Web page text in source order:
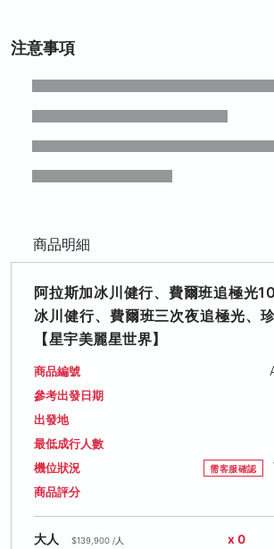
注意事項
商品明細
阿拉斯加冰川健行、費爾班追極光
冰川健行、費爾班三次夜追極光、
【星宇美麗星世界】
商品編號
參考出發日期
出發地
最低成行人數
機位狀況 需客服確認
商品評分
大人 $139,900 /人 x 0